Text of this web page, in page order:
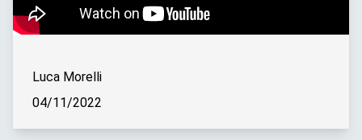
Luca Morelli
04/11/2022